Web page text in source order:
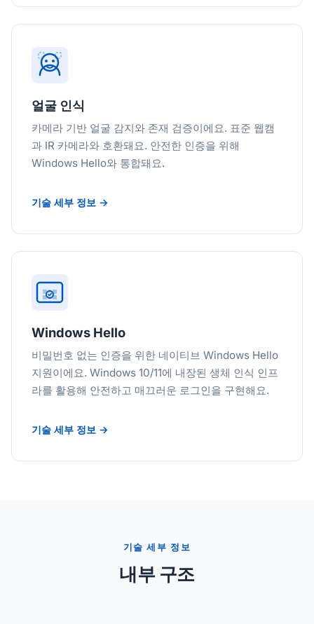
얼굴 인식
카메라 기반 얼굴 감지와 존재 검증이에요. 표준 웹캠
과 IR 카메라와 호환돼요. 안전한 인증을 위해
Windows Hello와 통합돼요.
기술 세부 정보 →
Windows Hello
비밀번호 없는 인증을 위한 네이티브 Windows Hello
지원이에요. Windows 10/11에 내장된 생체 인식 인프
라를 활용해 안전하고 매끄러운 로그인을 구현해요.
기술 세부 정보 →
기술 세부 정보
내부 구조